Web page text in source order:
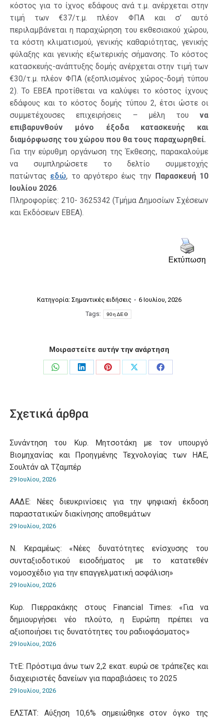
κόστος για το ίχνος εδάφους ανά τ.μ. ανέρχεται στην
τιμή των €37/τ.μ. πλέον ΦΠΑ και σ’ αυτό
περιλαμβάνεται η παραχώρηση του εκθεσιακού χώρου,
τα κόστη κλιματισμού, γενικής καθαριότητας, γενικής
φύλαξης και γενικής εξωτερικής σήμανσης. Το κόστος
κατασκευής-ανάπτυξης δομής ανέρχεται στην τιμή των
€30/τ.μ. πλέον ΦΠΑ (εξοπλισμένος χώρος-δομή τύπου
2). Το ΕΒΕΑ προτίθεται να καλύψει το κόστος ίχνους
εδάφους και το κόστος δομής τύπου 2, έτσι ώστε οι
συμμετέχουσες επιχειρήσεις – μέλη του να
επιβαρυνθούν
μόνο έξοδα κατασκευής και
διαμόρφωσης του χώρου που θα τους παραχωρηθεί.
Για την εύρυθμη οργάνωση της Έκθεσης, παρακαλούμε
να συμπληρώσετε το δελτίο συμμετοχής
πατώντας εδώ, το αργότερο έως την Παρασκευή 10
Ιουλίου 2026.
Πληροφορίες: 210- 3625342 (Τμήμα Δημοσίων Σχέσεων
και Εκδόσεων ΕΒΕΑ).
Εκτύπωση
Κατηγορία: Σημαντικές ειδήσεις
6 Ιουλίου, 2026
Tags:
90η ΔΕΘ
Μοιραστείτε αυτήν την ανάρτηση
Share
Share
Share
Share
Share
Σχετικά άρθρα
Συνάντηση του Κυρ. Μητσοτάκη με τον υπουργό
Βιομηχανίας και Προηγμένης Τεχνολογίας των ΗΑΕ,
Σουλτάν αλ Τζαμπέρ
29 Ιουλίου, 2026
ΑΑΔΕ: Νέες διευκρινίσεις για την ψηφιακή έκδοση
παραστατικών διακίνησης αποθεμάτων
29 Ιουλίου, 2026
Ν. Κεραμέως: «Νέες δυνατότητες ενίσχυσης του
συνταξιοδοτικού εισοδήματος με το κατατεθέν
νομοσχέδιο για την επαγγελματική ασφάλιση»
29 Ιουλίου, 2026
Κυρ. Πιερρακάκης στους Financial Times: «Για να
δημιουργήσει νέο πλούτο, η Ευρώπη πρέπει να
αξιοποιήσει τις δυνατότητες του ραδιοφάσματος»
29 Ιουλίου, 2026
ΤτΕ: Πρόστιμα άνω των 2,2 εκατ. ευρώ σε τράπεζες και
διαχειριστές δανείων για παραβιάσεις το 2025
29 Ιουλίου, 2026
ΕΛΣΤΑΤ: Αύξηση 10,6% σημειώθηκε στον όγκο της